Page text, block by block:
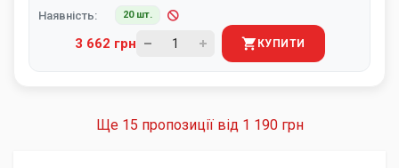
Наявність: 20 шт.
3 662 грн КУПИТИ
Ще 15 пропозиції від 1 190 грн